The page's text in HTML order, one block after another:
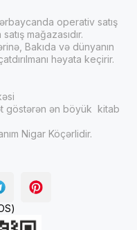
operativ satış
mağazasıdır.
Bakıda və dünyanın
həyata keçirir.
göstərən ən böyük kitab
Nigar Köçərlidir.